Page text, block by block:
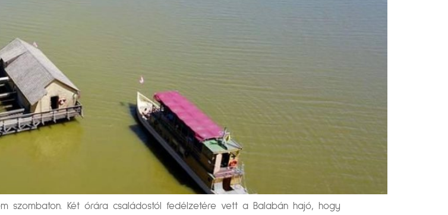
szombaton. Két órára családostól fedélzetére vett a Balabán hajó, hogy